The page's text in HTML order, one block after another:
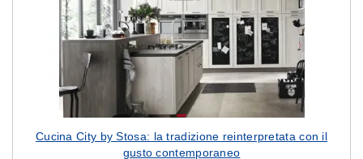
Cucina City by Stosa: la tradizione reinterpretata con il
gusto contemporaneo